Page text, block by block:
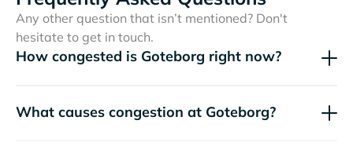
Any other question that isn’t mentioned? Don't
hesitate to get in touch.
How congested is Goteborg right now?
What causes congestion at Goteborg?